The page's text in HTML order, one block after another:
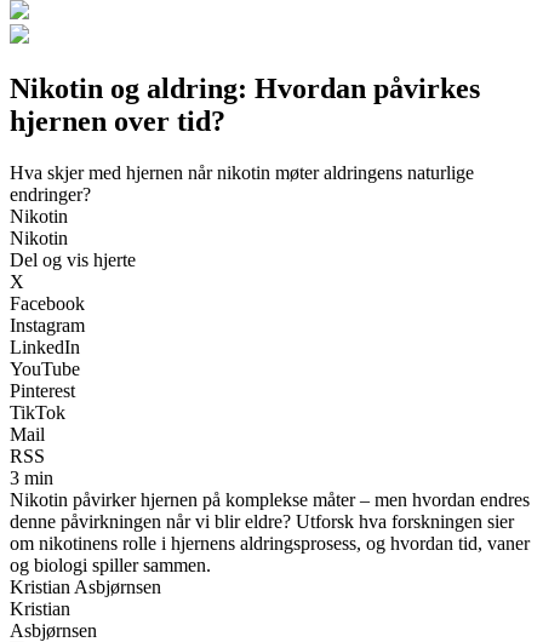
Nikotin og aldring: Hvordan påvirkes
hjernen over tid?
Hva skjer med hjernen når nikotin møter aldringens naturlige
endringer?
Nikotin
Nikotin
Del og vis hjerte
X
Facebook
Instagram
LinkedIn
YouTube
Pinterest
TikTok
Mail
RSS
3 min
Nikotin påvirker hjernen på komplekse måter – men hvordan endres
denne påvirkningen når vi blir eldre? Utforsk hva forskningen sier
om nikotinens rolle i hjernens aldringsprosess, og hvordan tid, vaner
og biologi spiller sammen.
Kristian Asbjørnsen
Kristian
Asbjørnsen